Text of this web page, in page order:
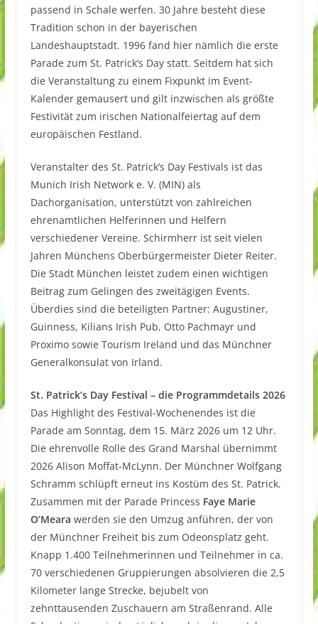
passend in Schale werfen. 30 Jahre besteht diese
Tradition schon in der bayerischen
Landeshauptstadt. 1996 fand hier nämlich die erste
Parade zum St. Patrick’s Day statt. Seitdem hat sich
die Veranstaltung zu einem Fixpunkt im Event-
Kalender gemausert und gilt inzwischen als größte
Festivität zum irischen Nationalfeiertag auf dem
europäischen Festland.
Veranstalter des St. Patrick’s Day Festivals ist das
Munich Irish Network e. V. (MIN) als
Dachorganisation, unterstützt von zahlreichen
ehrenamtlichen Helferinnen und Helfern
verschiedener Vereine. Schirmherr ist seit vielen
Jahren Münchens Oberbürgermeister Dieter Reiter.
Die Stadt München leistet zudem einen wichtigen
Beitrag zum Gelingen des zweitägigen Events.
Überdies sind die beteiligten Partner: Augustiner,
Guinness, Kilians Irish Pub, Otto Pachmayr und
Proximo sowie Tourism Ireland und das Münchner
Generalkonsulat von Irland.
St. Patrick’s Day Festival – die Programmdetails 2026
Das Highlight des Festival-Wochenendes ist die
Parade am Sonntag, dem 15. März 2026 um 12 Uhr.
Die ehrenvolle Rolle des Grand Marshal übernimmt
2026 Alison Moffat-McLynn. Der Münchner Wolfgang
Schramm schlüpft erneut ins Kostüm des St. Patrick.
Zusammen mit der Parade Princess Faye Marie
O’Meara werden sie den Umzug anführen, der von
der Münchner Freiheit bis zum Odeonsplatz geht.
Knapp 1.400 Teilnehmerinnen und Teilnehmer in ca.
70 verschiedenen Gruppierungen absolvieren die 2,5
Kilometer lange Strecke, bejubelt von
zehnttausenden Zuschauern am Straßenrand. Alle